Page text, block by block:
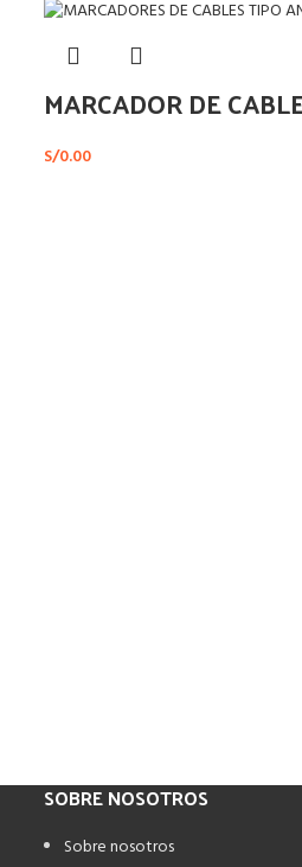
MARCADOR DE
S/0.00
SOBRE NOSOTROS
Sobre nosotros